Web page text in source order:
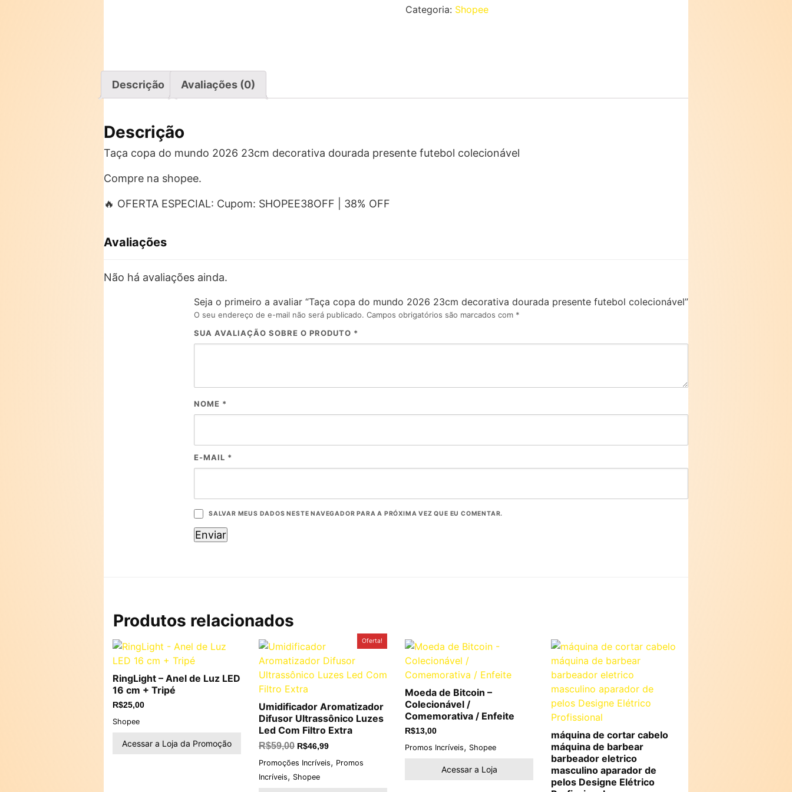
Categoria: Shopee
Descrição Avaliações (0)
Descrição
Taça copa do mundo 2026 23cm decorativa dourada presente futebol colecionável
Compre na shopee.
🔥 OFERTA ESPECIAL: Cupom: SHOPEE38OFF | 38% OFF
Avaliações
Não há avaliações ainda.
Seja o primeiro a avaliar “Taça copa do mundo 2026 23cm decorativa dourada presente futebol colecionável”
O seu endereço de e-mail não será publicado. Campos obrigatórios são marcados com *
SUA AVALIAÇÃO SOBRE O PRODUTO *
NOME *
E-MAIL *
SALVAR MEUS DADOS NESTE NAVEGADOR PARA A PRÓXIMA VEZ QUE EU COMENTAR.
Produtos relacionados
RingLight – Anel de Luz LED
16 cm + Tripé
R$25,00
Shopee
Acessar a Loja da Promoção
Oferta!
Umidificador Aromatizador
Difusor Ultrassônico Luzes
Led Com Filtro Extra
R$59,00
preço
original
era:
R$59,00.
R$46,99
atual
é:
R$46,99.
Promoções Incríveis, Promos
Incríveis, Shopee
Moeda de Bitcoin –
Colecionável /
Comemorativa / Enfeite
R$13,00
Promos Incríveis, Shopee
Acessar a Loja
máquina de cortar cabelo
máquina de barbear
barbeador eletrico
masculino aparador de
pelos Designe Elétrico